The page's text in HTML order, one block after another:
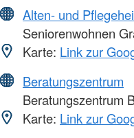
Alten- und
Seniorenwohnen
Karte: Link zur
Beratungszentrum
Beratungszentrum
Karte: Link zur